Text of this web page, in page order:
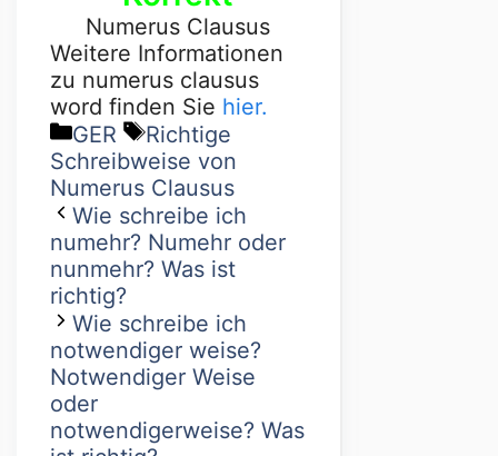
Numerus Clausus
Weitere Informationen
zu numerus clausus
word finden Sie hier.
GER
Richtige
Schreibweise von
Numerus Clausus
Wie schreibe ich
numehr? Numehr oder
nunmehr? Was ist
richtig?
Wie schreibe ich
notwendiger weise?
Notwendiger Weise
oder
notwendigerweise? Was